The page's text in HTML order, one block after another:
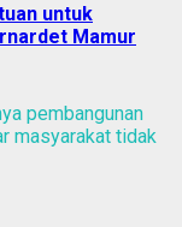
untuk
Mamur
pembangunan
masyarakat tidak